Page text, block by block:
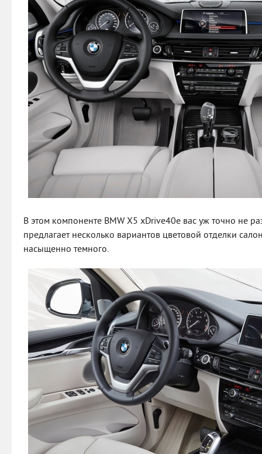
В этом компоненте BMW X5 xDrive40e вас уж точно не
предлагает несколько вариантов цветовой отделки
насыщенно темного.